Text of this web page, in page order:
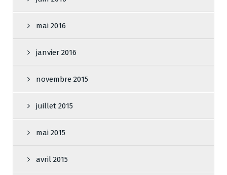
mai 2016
janvier 2016
novembre 2015
juillet 2015
mai 2015
avril 2015